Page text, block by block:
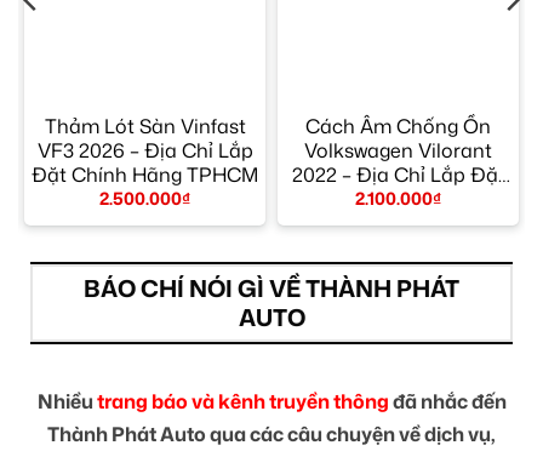
Thảm Lót Sàn Vinfast
VF3 2026 – Địa Chỉ Lắp
Đặt Chính Hãng TPHCM
2.500.000₫
Cách Âm Chống Ồn
Volkswagen Vilorant
2022 – Địa Chỉ Lắp Đặt
Uy Tín TPHCM
2.100.000₫
BÁO CHÍ NÓI GÌ VỀ THÀNH PHÁT
AUTO
Nhiềutrang báo và kênh truyền thôngđã nhắc đến
Thành Phát Auto qua các câu chuyện về dịch vụ,